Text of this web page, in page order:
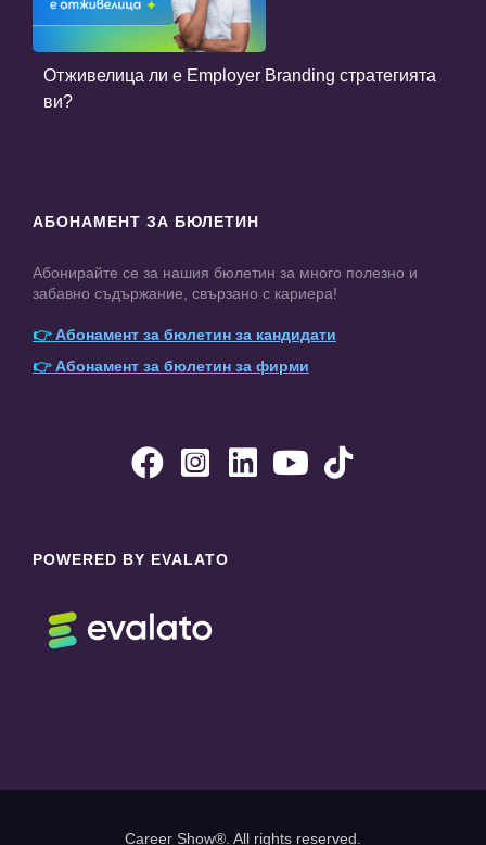
Отживелица ли е Employer Branding стратегията
ви?
АБОНАМЕНТ ЗА БЮЛЕТИН
Абонирайте се за нашия бюлетин за много полезно и
забавно съдържание, свързано с кариера!
👉Абонамент за бюлетин за кандидати
👉Абонамент за бюлетин за фирми
    
POWERED BY EVALATO
Career Show®. All rights reserved.